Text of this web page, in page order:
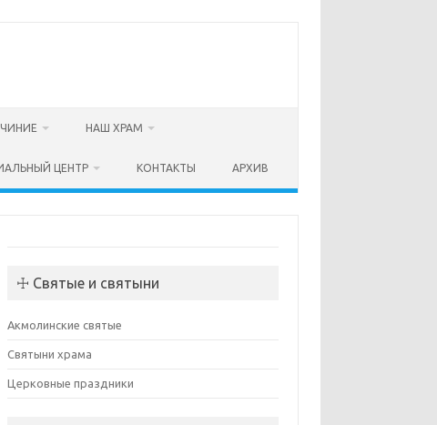
НАШ ХРАМ
ЦЕНТР КОНТАКТЫ АРХИВ
☩ Святые и святыни
Акмолинские святые
Святыни храма
Церковные праздники